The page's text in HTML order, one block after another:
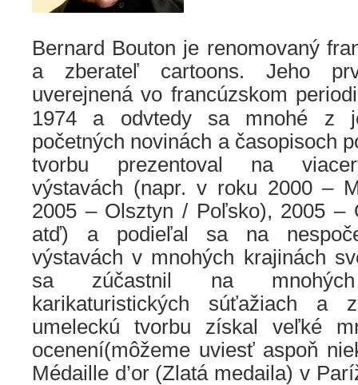
Bernard Bouton je renomovaný
a zberateľ cartoons. Jeho
uverejnená vo francúzskom
1974 a odvtedysa mnohé z
početných novinách a časopisoch
tvorbu prezentoval na
výstavách (napr. v roku 2000 –
2005 – Olsztyn / Poľsko), 2005 –
atď) a podieľal sa na
výstavách v mnohých krajinách
sa zúčastnil na mnohých
karikaturistických súťažiach a
umeleckú tvorbu získal veľké
ocenení(môžeme uviesť aspoň
Médaille d’or(Zlatá medaila) v